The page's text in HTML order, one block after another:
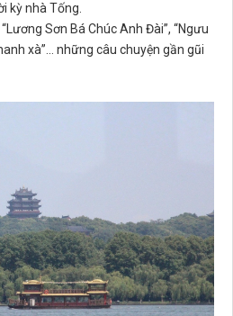
kỳ nhà Tống.
Sơn Bá Chúc Anh Đài”, “Ngưu
xà”... những câu chuyện gần gũi